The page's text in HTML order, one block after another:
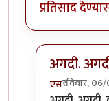
प्रतिसाद
अगदी.
एसरविवार,